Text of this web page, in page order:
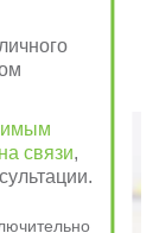
другом, ужин
связи,